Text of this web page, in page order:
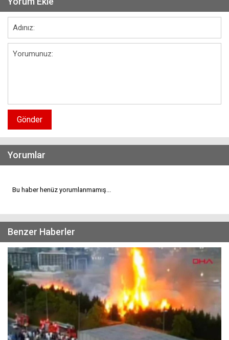
Gönder
Yorumlar
Bu haber henüz yorumlanmamış...
Benzer Haberler